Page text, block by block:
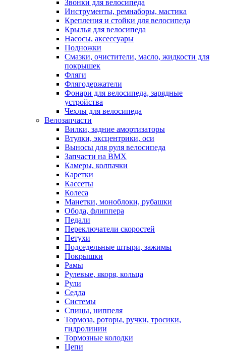
Звонки для велосипеда
Инструменты, ремнаборы, мастика
Крепления и стойки для велосипеда
Крылья для велосипеда
Насосы, аксессуары
Подножки
Смазки, очистители, масло, жидкости для
покрышек
Фляги
Флягодержатели
Фонари для велосипеда, зарядные
устройства
Чехлы для велосипеда
Велозапчасти
Вилки, задние амортизаторы
Втулки, эксцентрики, оси
Выносы для руля велосипеда
Запчасти на BMX
Камеры, колпачки
Каретки
Кассеты
Колеса
Манетки, моноблоки, рубашки
Обода, флиппера
Педали
Переключатели скоростей
Петухи
Подседельные штыри, зажимы
Покрышки
Рамы
Рулевые, якоря, кольца
Рули
Седла
Системы
Спицы, ниппеля
Тормоза, роторы, ручки, тросики,
гидролинии
Тормозные колодки
Цепи